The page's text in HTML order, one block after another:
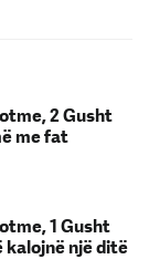
2 Gusht
me fat
1 Gusht
kalojnë një ditë